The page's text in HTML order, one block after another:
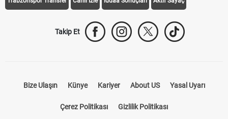
Takip Et
Bize Ulaşın Künye Kariyer About US Yasal Uyarı
Çerez Politikası Gizlilik Politikası